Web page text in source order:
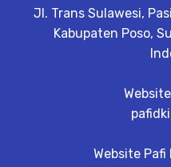
Jl. Trans Sulawesi,
Kabupaten Poso,
Website Pafi